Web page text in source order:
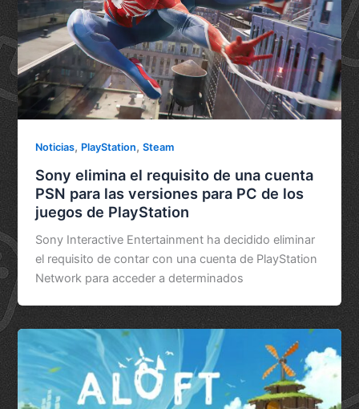
Noticias, PlayStation,Steam
Sony elimina el requisito de una cuenta
PSN para las versiones para PC de los
juegos de PlayStation
Sony Interactive Entertainment ha decidido eliminar
el requisito de contar con una cuenta de PlayStation
Network para acceder a determinados